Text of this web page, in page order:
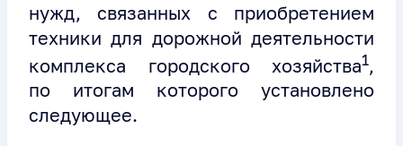
нужд, связанных с приобретением
техники для дорожной деятельности
комплекса городского хозяйства1,
по итогам которого установлено
следующее.